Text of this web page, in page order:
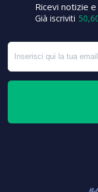
Ricevi notizie
Già iscriviti